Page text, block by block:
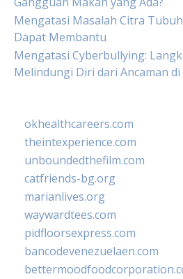
Mengatasi Masalah Citra
Dapat Membantu
Mengatasi Cyberbullying:
Melindungi Diri dari Ancaman
okhealthcareers.com
theintexperience.com
unboundedthefilm.com
catfriends-bg.org
marianlives.org
waywardtees.com
pidfloorsexpress.com
bancodevenezuelaen.com